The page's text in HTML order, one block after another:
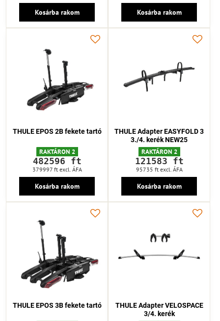
Kosárba rakom Kosárba rakom
THULE EPOS 2B fekete tartó
RAKTÁRON 2
482596 ft
379997 ft excl. ÁFA
Kosárba rakom
THULE Adapter EASYFOLD 3
3./4. kerék NEW25
RAKTÁRON 2
121583 ft
95735 ft excl. ÁFA
Kosárba rakom
THULE EPOS 3B fekete tartó
THULE Adapter VELOSPACE
3/4. kerék